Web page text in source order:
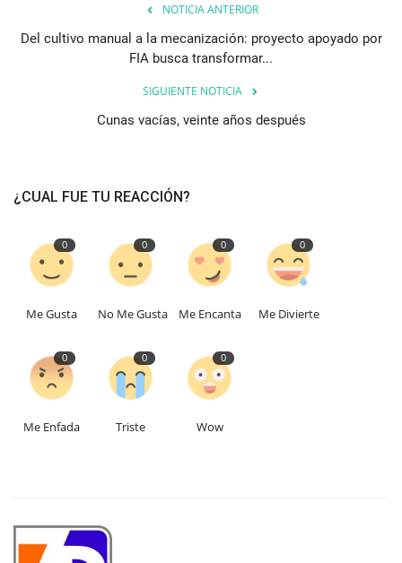
NOTICIA ANTERIOR
Del cultivo manual a la mecanización: proyecto apoyado por
FIA busca transformar...
SIGUIENTE NOTICIA
Cunas vacías, veinte años después
¿CUAL FUE TU REACCIÓN?
0
Me Gusta
0
No Me Gusta
0
Me Encanta
0
Me Divierte
0
Me Enfada
0
Triste
0
Wow